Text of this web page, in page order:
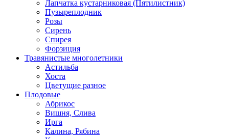
Лапчатка кустарниковая (Пятилистник)
Пузыреплодник
Розы
Сирень
Спирея
Форзиция
Травянистые многолетники
Астильба
Хоста
Цветущие разное
Плодовые
Абрикос
Вишня, Слива
Ирга
Калина, Рябина